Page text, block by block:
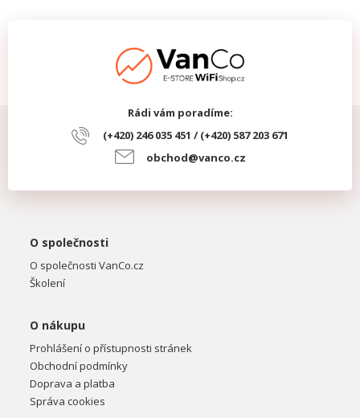
Rádi vám poradíme:
(+420) 246 035 451 / (+420) 587 203 671
obchod@vanco.cz
O společnosti
O společnosti VanCo.cz
Školení
O nákupu
Prohlášení o přístupnosti stránek
Obchodní podmínky
Doprava a platba
Správa cookies